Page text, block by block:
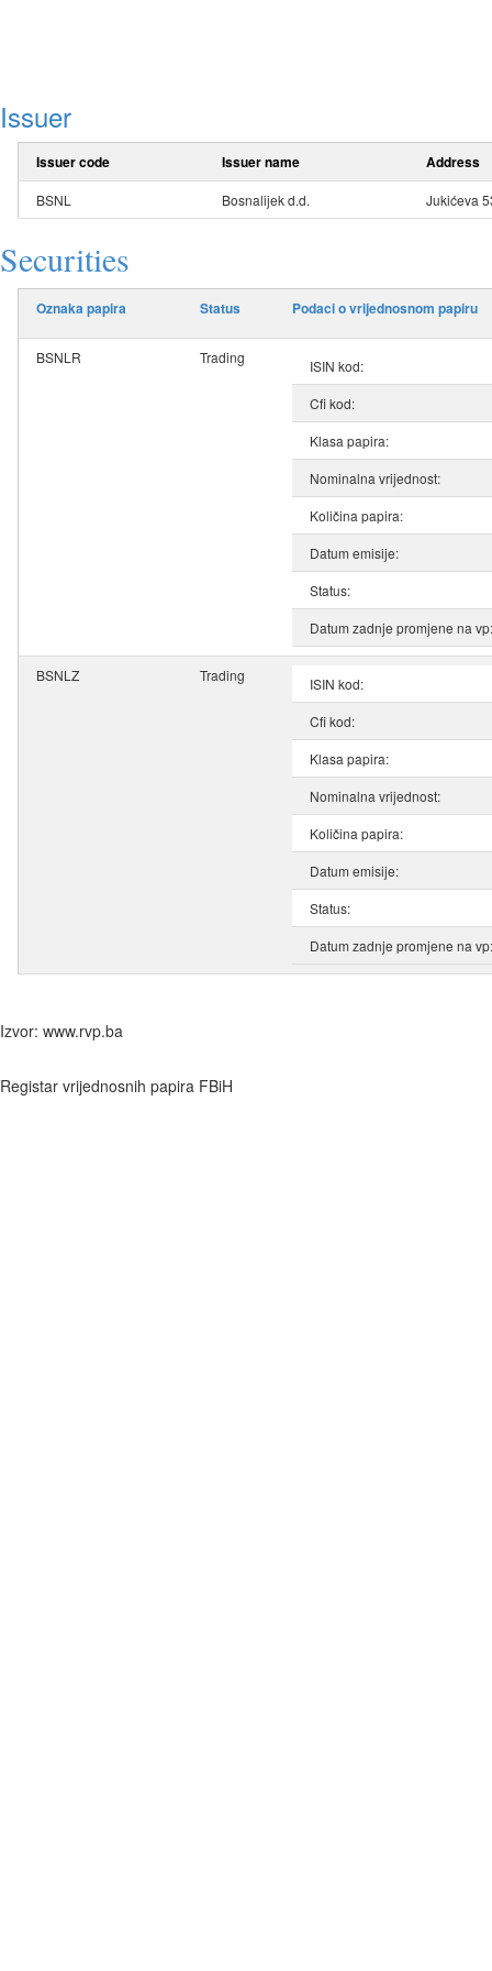
Issuer
Issuer code Issuer name Address
BSNL Bosnalijek d.d. Jukićeva
Securities
Oznaka papira Status Podaci o vrijednosnom papiru
BSNLR Trading
ISIN kod:
Cfi kod:
Klasa papira:
Nominalna vrijednost:
Količina papira:
Datum emisije:
Status:
Datum zadnje promjene na vp:
BSNLZ Trading
ISIN kod:
Cfi kod:
Klasa papira:
Nominalna vrijednost:
Količina papira:
Datum emisije:
Status:
Datum zadnje promjene na vp:
Izvor: www.rvp.ba
Registar vrijednosnih papira FBiH